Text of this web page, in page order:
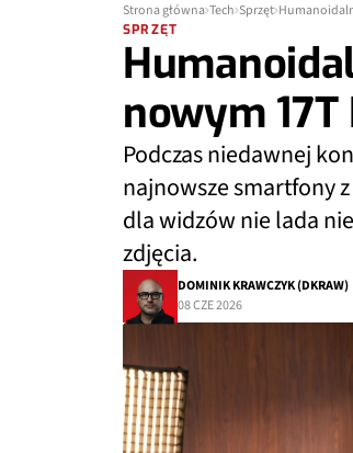
Strona główna Tech Sprzęt
SPRZĘT
nowym 17T
Podczas niedawnej
najnowsze smartfony
dla widzów nie lada
zdjęcia.
DOMINIK KRAWCZYK (DKRAW)
08 CZE 2026